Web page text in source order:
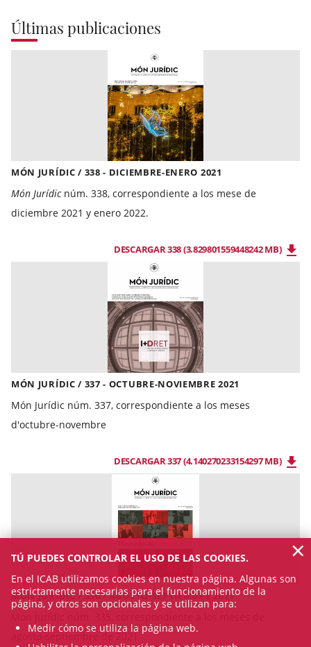
Últimas publicaciones
MÓN JURÍDIC / 338 - DICIEMBRE-ENERO 2021
Món Jurídicnúm. 338, correspondiente a los mese de
diciembre 2021 y enero 2022.
DESCARGAR 338 (3.829801559448242 MB)
MÓN JURÍDIC / 337 - OCTUBRE-NOVIEMBRE 2021
Món Jurídic núm. 337, correspondiente a los meses
d'octubre-novembre
DESCARGAR 337 (4.140270233154297 MB)
MÓN JURÍDIC / 336 - AGOSTO-SEPTIEMBRE 2021
TÚ PUEDES CONTROLAR EL USO DE LAS COOKIES.
En el ICAB utilizamos cookies en nuestra página. Algunas son
estrictamente necesarias para el funcionamiento de la
página, y otros son opcionales y se utilizan para:
Medir cómo se utiliza la página web.
×